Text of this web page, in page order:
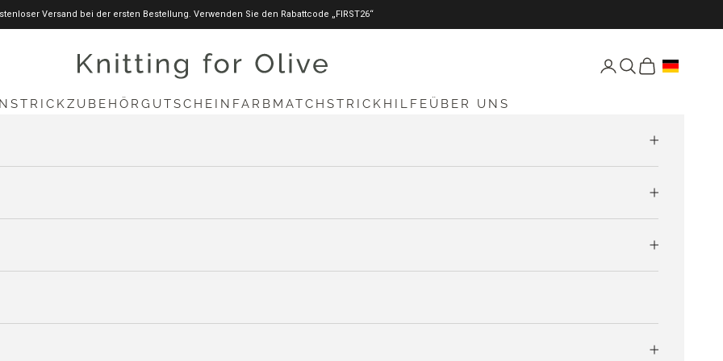
Versand bei der ersten Bestellung. Verwenden Sie den Rabattcode „FIRST26“
knittingforolive.com Seite Konto öffnen
Suche öffnen
Warenkorb
STRICKZUBEHÖR GUTSCHEIN FARBMATCH STRICKHILFE ÜBER UNS